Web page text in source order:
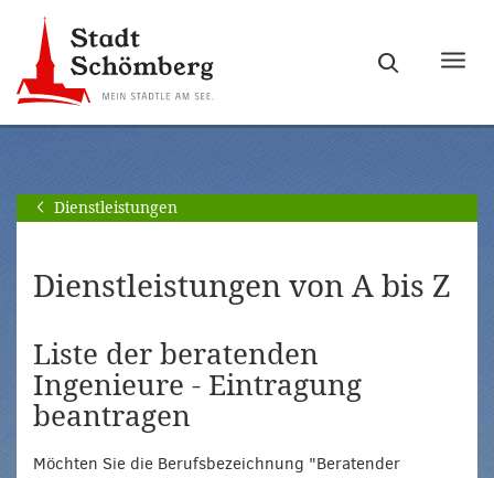
Hauptnavigation
springen
[Alt]+
Seiteninhalt
springen
[Alt]+
Dienstleistungen
Dienstleistungen von A bis Z
Liste der beratenden
Ingenieure - Eintragung
beantragen
Möchten Sie die Berufsbezeichnung "Beratender